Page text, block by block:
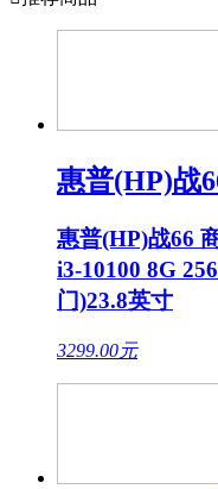
惠普(HP)战
惠普(HP)战66
i3-10100 8G
门)23.8英寸
3299.00元